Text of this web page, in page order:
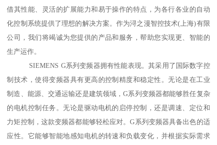
借其性能、灵活的扩展能力和易于操作的特点，为各行各业的自动
化控制系统提供了理想的解决方案。作为浔之漫智控技术(上海)有限
公司，我们将竭诚为您提供的产品和服务，帮助您实现更、智能的
生产运作。
SIEMENS G系列变频器拥有性能表现。其采用了国际数字控
制技术，使得变频器具有更高的控制精度和稳定性。无论是在工业
制造、能源、交通运输还是建筑领域，G系列变频器都能够胜任复杂
的电机控制任务。无论是驱动电机的启停控制，还是调速、定位和
力矩控制，这款变频器都能够轻松应对。G系列变频器具备出色的适
应性。它能够智能地感知电机的转速和负载变化，并根据实际需求